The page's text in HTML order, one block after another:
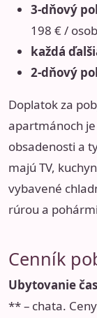
3-dňový
198 € /
každá
2-dňový
Doplatok za
apartmánoch je
obsadenosti a
majú TV,
vybavené
rúrou a
Cenník
Ubytovanie
** – chata.